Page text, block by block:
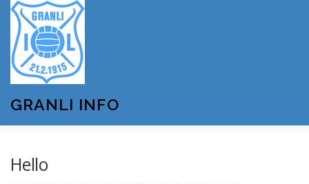
innhold
GRANLI INFO
Hello